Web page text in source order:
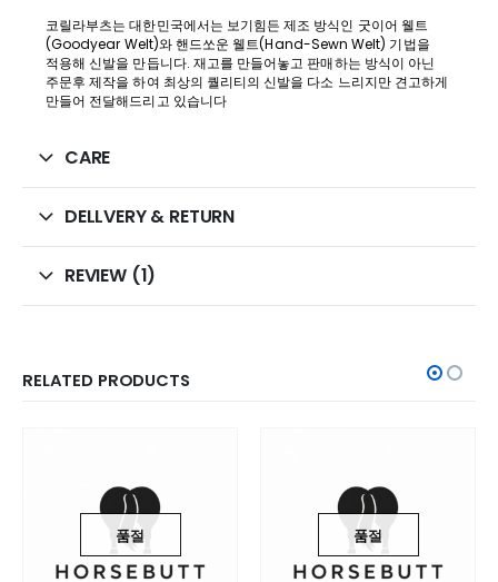
코릴라부츠는 대한민국에서는 보기힘든 제조 방식인 굿이어 웰트
(Goodyear Welt)와 핸드쏘운 웰트(Hand-Sewn Welt) 기법을
적용해 신발을 만듭니다. 재고를 만들어놓고 판매하는 방식이 아닌
주문후 제작을 하여 최상의 퀄리티의 신발을 다소 느리지만 견고하게
만들어 전달해드리고 있습니다
CARE
DELLVERY & RETURN
REVIEW (1)
RELATED PRODUCTS
품절 품절